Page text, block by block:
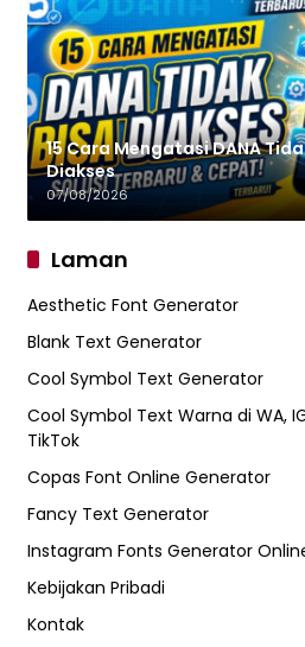
15 Cara Mengatasi DANA
Diakses
07/08/2026
Laman
Aesthetic Font Generator
Blank Text Generator
Cool Symbol Text Generator
Cool Symbol Text Warna di WA,
TikTok
Copas Font Online Generator
Fancy Text Generator
Instagram Fonts Generator
Kebijakan Pribadi
Kontak